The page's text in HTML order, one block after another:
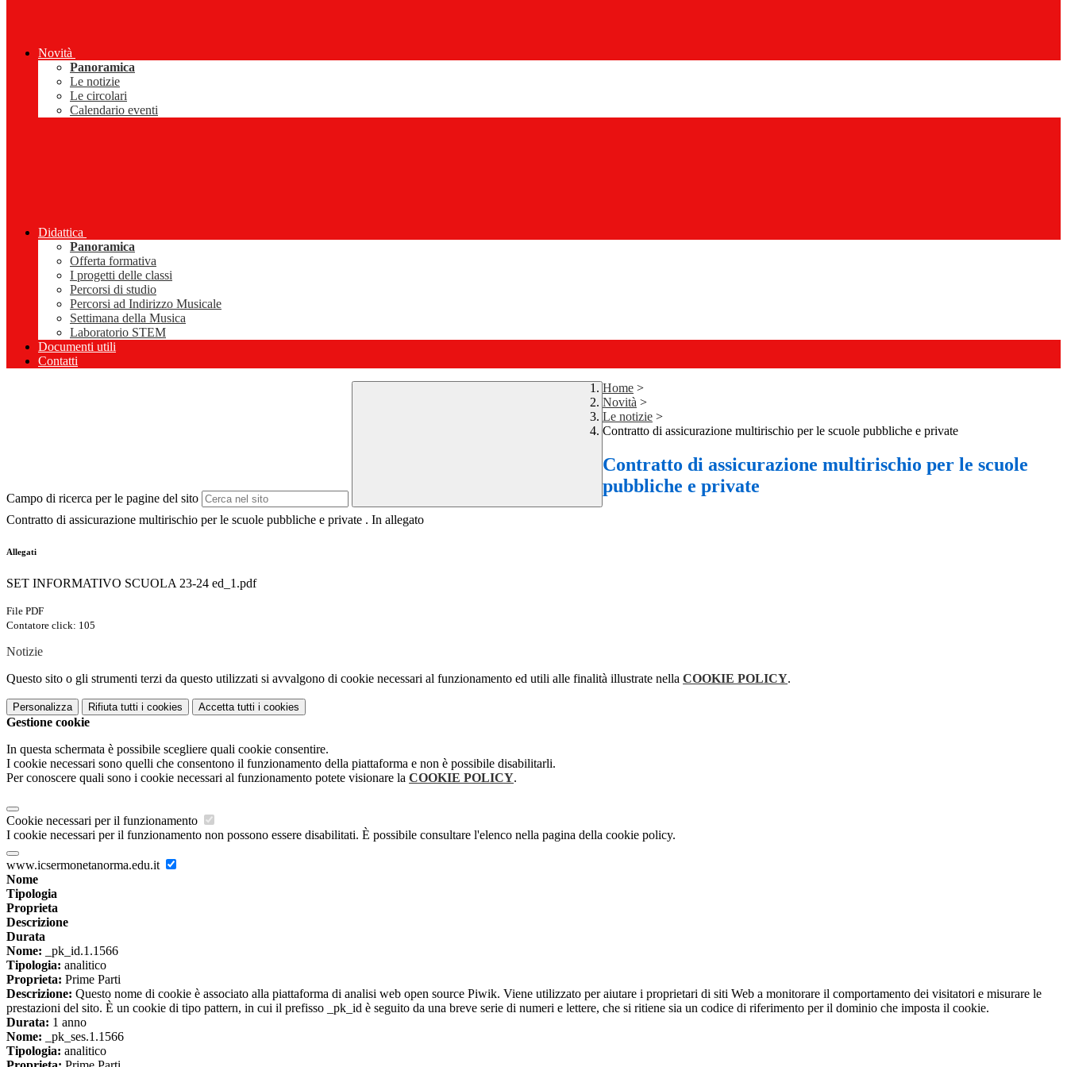
Novità
Panoramica
Le notizie
Le circolari
Calendario eventi
Didattica
Panoramica
Offerta formativa
I progetti delle classi
Percorsi di studio
Percorsi ad Indirizzo Musicale
Settimana della Musica
Laboratorio STEM
Documenti utili
Contatti
Campo di ricerca per le pagine del sito
Home >
Novità >
Le notizie >
Contratto di assicurazione multirischio per le scuole pubbliche e private
Contratto di assicurazione multirischio per le scuole
pubbliche e private
Contratto di assicurazione multirischio per le scuole pubbliche e private . In allegato
Allegati
SET INFORMATIVO SCUOLA 23-24 ed_1.pdf
File PDF
Contatore click: 105
Notizie
Questo sito o gli strumenti terzi da questo utilizzati si avvalgono di cookie necessari al funzionamento ed utili alle finalità illustrate nella COOKIE POLICY.
Personalizza Rifiuta tutti i cookies Accetta tutti i cookies
Gestione cookie
In questa schermata è possibile scegliere quali cookie consentire.
I cookie necessari sono quelli che consentono il funzionamento della piattaforma e non è possibile disabilitarli.
Per conoscere quali sono i cookie necessari al funzionamento potete visionare la COOKIE POLICY.
Cookie necessari per il funzionamento
I cookie necessari per il funzionamento non possono essere disabilitati. È possibile consultare l'elenco nella pagina della cookie policy.
www.icsermonetanorma.edu.it
Nome
Tipologia
Proprieta
Descrizione
Durata
Nome: _pk_id.1.1566
Tipologia: analitico
Proprieta: Prime Parti
Descrizione: Questo nome di cookie è associato alla piattaforma di analisi web open source Piwik. Viene utilizzato per aiutare i proprietari di siti Web a monitorare il comportamento dei visitatori e misurare le
prestazioni del sito. È un cookie di tipo pattern, in cui il prefisso _pk_id è seguito da una breve serie di numeri e lettere, che si ritiene sia un codice di riferimento per il dominio che imposta il cookie.
Durata: 1 anno
Nome: _pk_ses.1.1566
Tipologia: analitico